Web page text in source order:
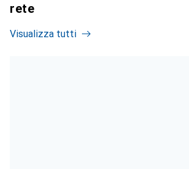
rete
Visualizza tutti